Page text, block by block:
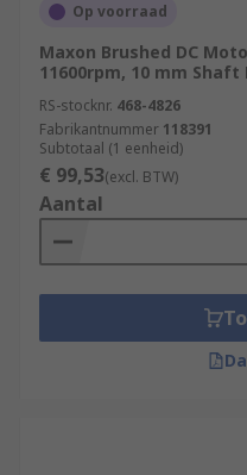
Op voorraad
Maxon Brushed DC
11600rpm, 10 mm
RS-stocknr. 468-4826
Fabrikantnummer 118391
Subtotaal (1 eenheid)
€ 99,53(excl. BTW)
Aantal